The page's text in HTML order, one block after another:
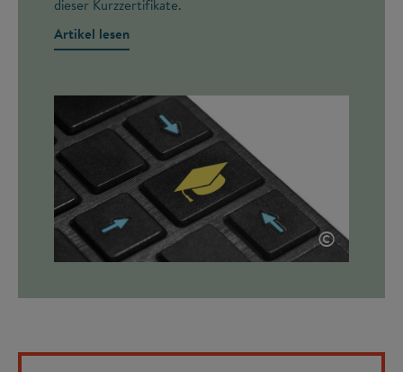
dieser Kurzzertifikate.
Artikel lesen
©